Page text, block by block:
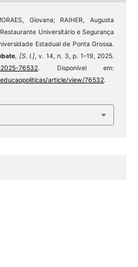
Giovana; RAIHER, Augusta
Universitário e Segurança
Estadual de Ponta Grossa.
[S. l.] , v. 14, n. 3, p. 1–19, 2025.
76532. Disponível em:
article/view/76532.